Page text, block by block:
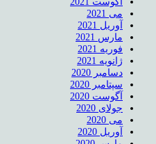
می 2021
آوریل 2021
مارس 2021
فوریه 2021
ژانویه 2021
دسامبر 2020
سپتامبر 2020
آگوست 2020
جولای 2020
می 2020
آوریل 2020